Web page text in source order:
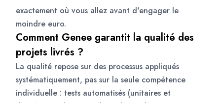
exactement où vous allez avant d'engager le
moindre euro.
Comment Genee garantit la qualité des
projets livrés ?
La qualité repose sur des processus appliqués
systématiquement, pas sur la seule compétence
individuelle : tests automatisés (unitaires et